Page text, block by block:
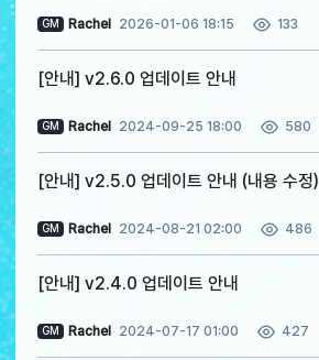
GM Rachel 2026-01-06 18:15 133
[안내] v2.6.0 업데이트 안내
GM Rachel 2024-09-25 18:00 580
[안내] v2.5.0 업데이트 안내 (내용 수정)
GM Rachel 2024-08-21 02:00 486
[안내] v2.4.0 업데이트 안내
GM Rachel 2024-07-17 01:00 427